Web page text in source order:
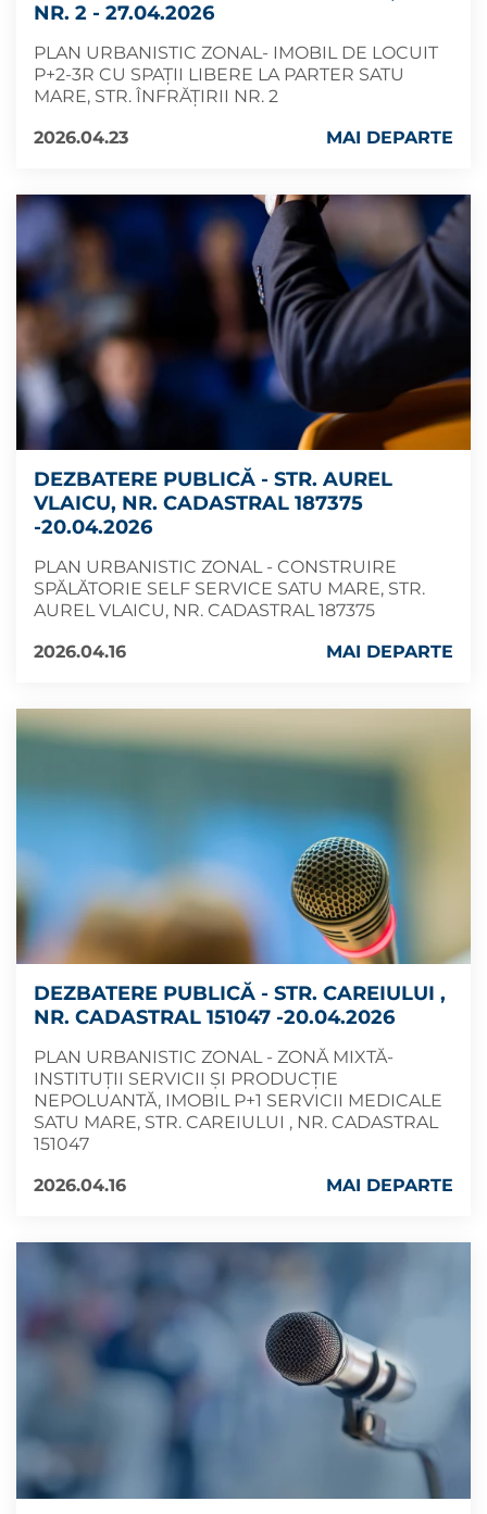
NR. 2 - 27.04.2026
PLAN URBANISTIC ZONAL- IMOBIL DE LOCUIT
P+2-3R CU SPAȚII LIBERE LA PARTER SATU
MARE, STR. ÎNFRĂȚIRII NR. 2
2026.04.23
MAI DEPARTE
DEZBATERE PUBLICĂ - STR. AUREL
VLAICU, NR. CADASTRAL 187375
-20.04.2026
PLAN URBANISTIC ZONAL - CONSTRUIRE
SPĂLĂTORIE SELF SERVICE SATU MARE, STR.
AUREL VLAICU, NR. CADASTRAL 187375
2026.04.16
MAI DEPARTE
DEZBATERE PUBLICĂ - STR. CAREIULUI ,
NR. CADASTRAL 151047 -20.04.2026
PLAN URBANISTIC ZONAL - ZONĂ MIXTĂ-
INSTITUȚII SERVICII ȘI PRODUCȚIE
NEPOLUANTĂ, IMOBIL P+1 SERVICII MEDICALE
SATU MARE, STR. CAREIULUI , NR. CADASTRAL
151047
2026.04.16
MAI DEPARTE